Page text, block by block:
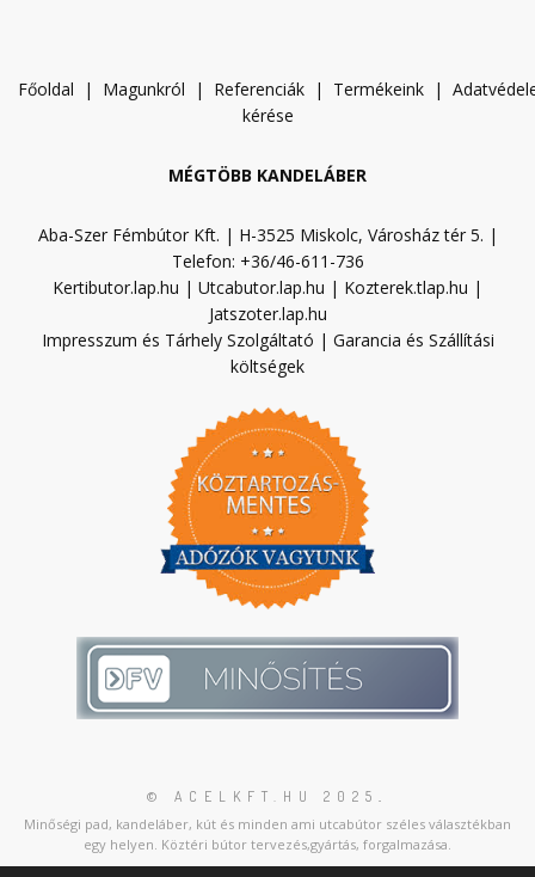
Főoldal | Magunkról | Referenciák | Termékeink | A
kérése
MÉGTÖBB KANDELÁBER
Aba-Szer Fémbútor Kft. | H-3525 Miskolc, Városház tér 5. |
Telefon: +36/46-611-736
Kertibutor.lap.hu | Utcabutor.lap.hu | Kozterek.tlap.hu |
Jatszoter.lap.hu
Impresszum és Tárhely Szolgáltató | Garancia és Szállítási
költségek
© ACELKFT.HU 2025 .
Minőségi pad, kandeláber, kút és minden ami utcabútor széles választékban
egy helyen. Köztéri bútor tervezés,gyártás, forgalmazása.